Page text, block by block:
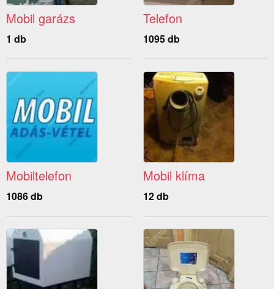
Mobil garázs
1 db
Telefon
1095 db
Mobiltelefon
1086 db
Mobil klíma
12 db